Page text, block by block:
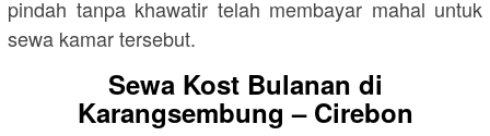
pindah tanpa khawatir telah membayar mahal untuk
sewa kamar tersebut.
Sewa Kost Bulanan di
Karangsembung – Cirebon